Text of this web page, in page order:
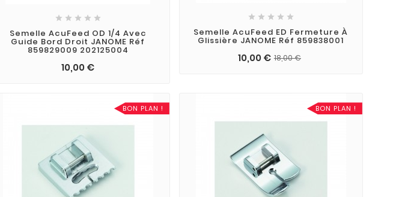
    
Semelle AcuFeed OD 1/4 Avec
Guide Bord Droit JANOME Réf
859829009 202125004
10,00 €
    
Semelle AcuFeed ED Fermeture À
Glissière JANOME Réf 859838001
10,00 € 18,00 €
BON PLAN ! BON PLAN !